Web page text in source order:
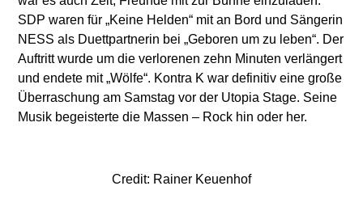
SDP waren für „Keine Helden“ mit an Bord und Sängerin
NESS als Duettpartnerin bei „Geboren um zu leben“. Der
Auftritt wurde um die verlorenen zehn Minuten verlängert
und endete mit „Wölfe“. Kontra K war definitiv eine große
Überraschung am Samstag vor der Utopia Stage. Seine
Musik begeisterte die Massen – Rock hin oder her.
Credit: Rainer Keuenhof